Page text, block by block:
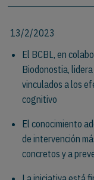
13/2/2023
El BCBL, en
Biodonostia,
vinculados a los
cognitivo
El conocimiento
de intervención
concretos y a